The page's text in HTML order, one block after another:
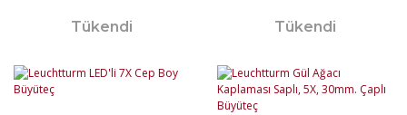
Tükendi
Tükendi